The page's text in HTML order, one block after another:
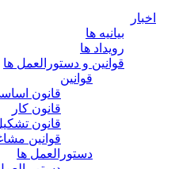
اخبار
بیانیه ها
رویداد ها
قوانین و دستورالعمل ها
قوانین
قانون
قانون کار
قانون
قوانین
دستورالعمل ها